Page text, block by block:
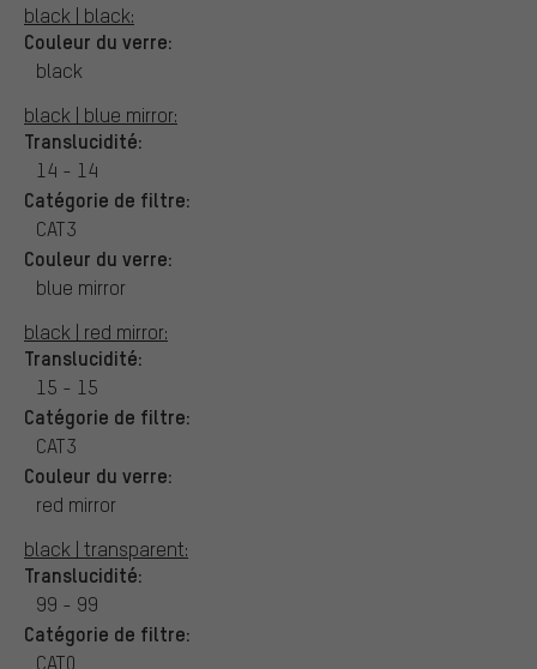
black | black:
Couleur du verre:
black
black | blue mirror:
Translucidité:
14 - 14
Catégorie de filtre:
CAT3
Couleur du verre:
blue mirror
black | red mirror:
Translucidité:
15 - 15
Catégorie de filtre:
CAT3
Couleur du verre:
red mirror
black | transparent:
Translucidité:
99 - 99
Catégorie de filtre:
CAT0